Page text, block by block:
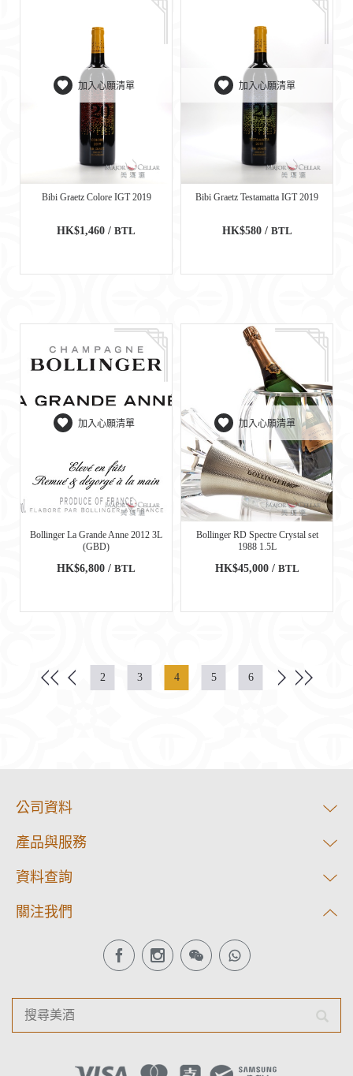
加入心願清單
Bibi Graetz Colore IGT 2019
HK$1,460 / BTL
加入心願清單
Bibi Graetz Testamatta IGT 2019
HK$580 / BTL
加入心願清單
Bollinger La Grande Anne 2012 3L
(GBD)
HK$6,800 / BTL
加入心願清單
Bollinger RD Spectre Crystal set
1988 1.5L
HK$45,000 / BTL
2 3 4 5 6
公司資料
產品與服務
資料查詢
關注我們